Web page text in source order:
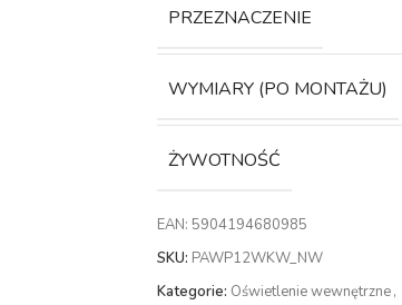
PRZEZNACZENIE
WYMIARY (PO MONTAŻU)
ŻYWOTNOŚĆ
EAN: 5904194680985
SKU: PAWP12WKW_NW
Kategorie: Oświetlenie wewnętrzne,